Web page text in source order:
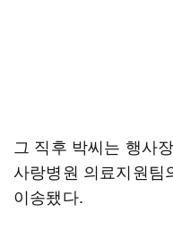
그 직후 박씨는 행사
사랑병원 의료지원팀
이송됐다.